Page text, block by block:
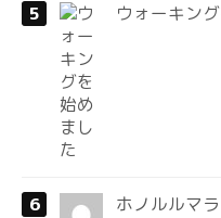
ウォーキン
ホノルルマ